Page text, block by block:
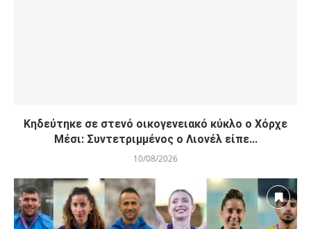
Κηδεύτηκε σε στενό οικογενειακό κύκλο ο Χόρχε
Μέσι: Συντετριμμένος ο Λιονέλ είπε...
10/08/2026